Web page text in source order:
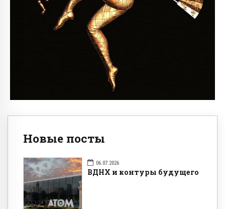
Новые посты
06.07.2026
ВДНХ и контуры будущего